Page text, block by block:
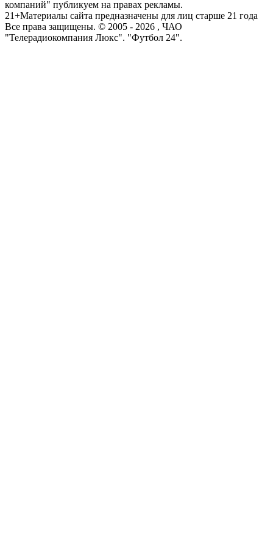
компаний" публикуем на правах рекламы.
21+Материалы сайта предназначены для лиц старше 21 года
Все права защищены. © 2005 - 2026 , ЧАО
"Телерадиокомпания Люкс". "Футбол 24".